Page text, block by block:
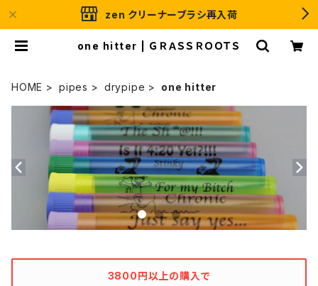
zen クリーナーブラシ再入荷
one hitter | ＧＲＡＳＳＲＯＯＴＳ
HOME pipes drypipe one hitter
3800円以上の購入で